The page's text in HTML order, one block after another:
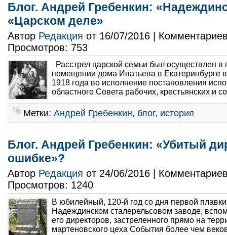
Блог. Андрей Гребенкин:
«Царском деле»
Автор Редакция от 16/07/2016 |
Просмотров: 753
Расстрел царской семьи был осуществлен в
помещении дома Ипатьева в Екатеринбурге
1918 года во исполнение постановления
областного Совета рабочих, крестьянских и
Метки: Андрей Гребенкин, блог, история
Блог. Андрей Гребенкин: «Убитый
ошибке»?
Автор Редакция от 24/06/2016 |
Просмотров: 1240
В юбилейный, 120-й год со дня первой
Надеждинском сталерельсовом заводе,
его директоров, застреленного прямо на
мартеновского цеха События более чем